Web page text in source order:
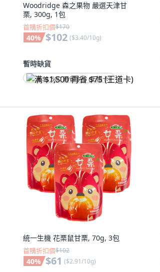
Woodridge 森之果物 嚴選天津甘
栗, 300g, 1包
首購折扣價$170
40% $102 ($3.40/10g)
暫時缺貨
满 $1,500 再省 $75 (王道卡)
統一生機 花栗鼠甘栗, 70g, 3包
首購折扣價$102
40% $61 ($2.91/10g)